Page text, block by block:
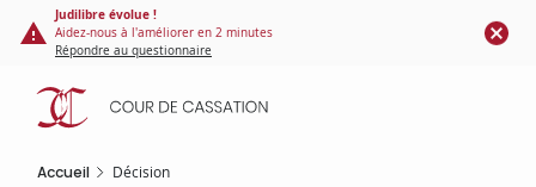
Panneau de gestion des cookies
contenu
principal
Judilibre évolue !
Aidez-nous à l'améliorer en 2 minutes
Répondre au questionnaire
Accueil Décision